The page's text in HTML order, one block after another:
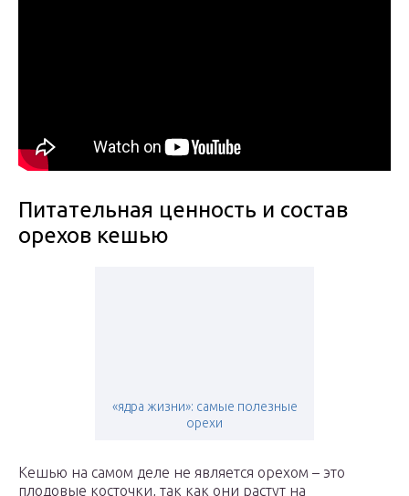
Питательная ценность и состав
орехов кешью
«ядра жизни»: самые полезные
орехи
Кешью на самом деле не является орехом – это
плодовые косточки, так как они растут на